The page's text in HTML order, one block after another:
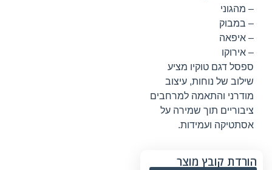
– מהגוני
– במבוק
– איפאה
– אירוקו
ספסל דגם טוקיו מציע
שילוב של נוחות, עיצוב
מודרני והתאמה למרחבים
ציבוריים תוך שמירה על
אסתטיקה ועמידות.
הורדת קובץ מוצר